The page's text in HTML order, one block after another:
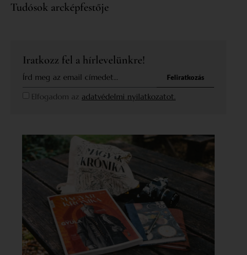
Tudósok arcképfestője
Iratkozz fel a hírlevelünkre!
Elfogadom az adatvédelmi nyilatkozatot.
Feliratkozás